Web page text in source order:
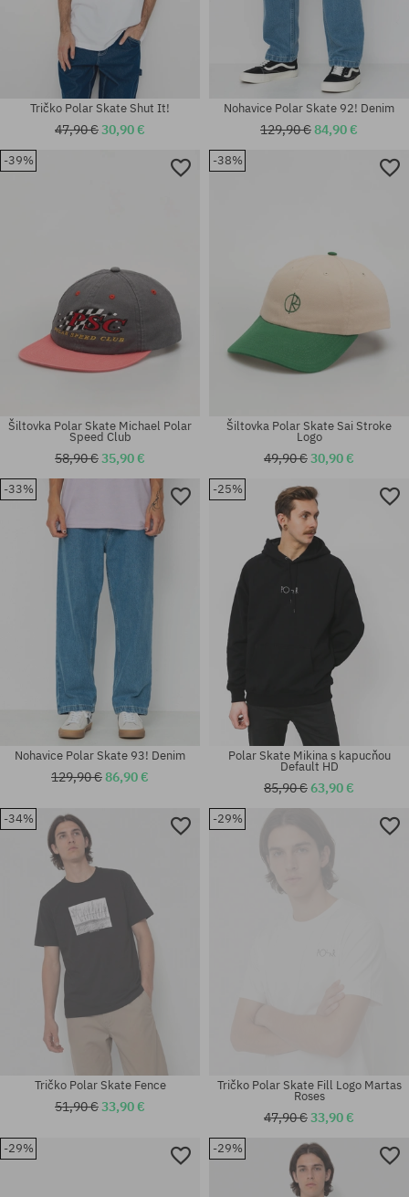
Dostupné veľkosti:
Tričko Polar Skate Shut It!
47,90 €30,90 €
Dostupné veľkosti:
30X32; 32X32; 34X32; 34X34
Nohavice Polar Skate 92! Denim
129,90 €84,90 €
-39%
univerzálna veľkosť
Šiltovka Polar Skate Michael Polar
Speed Club
58,90 €35,90 €
-38%
Dostupné veľkosti:
Šiltovka Polar Skate Sai Stroke
Logo
49,90 €30,90 €
-33%
Dostupné veľkosti:
Nohavice Polar Skate 93! Denim
129,90 €86,90 €
-25%
Dostupné veľkosti:
Polar Skate Mikina s kapucňou
Default HD
85,90 €63,90 €
-34%
Tričko Polar Skate Fence
51,90 €33,90 €
-29%
Tričko Polar Skate Fill Logo Martas
Roses
47,90 €33,90 €
-29% -29%